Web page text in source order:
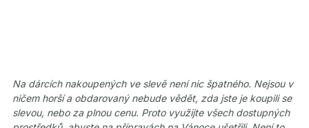
Na dárcích nakoupených ve slevě není nic špatného. Nejsou v
ničem horší a obdarovaný nebude vědět, zda jste je koupili se
slevou, nebo za plnou cenu. Proto využijte všech dostupných